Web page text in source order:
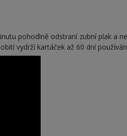
pohodlně odstraní zubní plak a
vydrží kartáček až 60 dní